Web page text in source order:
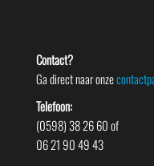
Contact?
Ga direct naar onze
Telefoon:
(0598) 38 26 60 of
06 21 90 49 43